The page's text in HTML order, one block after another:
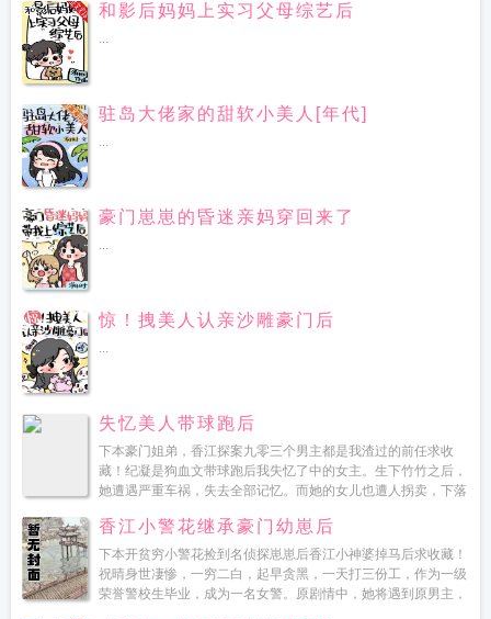
又...
和影后妈妈上实习父母综艺后
...
驻岛大佬家的甜软小美人[年代]
...
豪门崽崽的昏迷亲妈穿回来了
...
惊！拽美人认亲沙雕豪门后
...
失忆美人带球跑后
下本豪门姐弟，香江探案九零三个男主都是我渣过的前任求收
藏！纪凝是狗血文带球跑后我失忆了中的女主。生下竹竹之后，
她遭遇严重车祸，失去全部记忆。而她的女儿也遭人拐卖，下落
香江小警花继承豪门幼崽后
下本开贫穷小警花捡到名侦探崽崽后香江小神婆掉马后求收藏！
祝晴身世凄惨，一穷二白，起早贪黑，一天打三份工，作为一级
荣誉警校生毕业，成为一名女警。原剧情中，她将遇到原男主，